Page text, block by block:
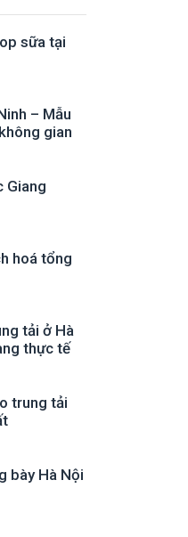
sữa tại
– Mẫu
gian
Giang
hoá tổng
tải ở Hà
thực tế
trung tải
bày Hà Nội